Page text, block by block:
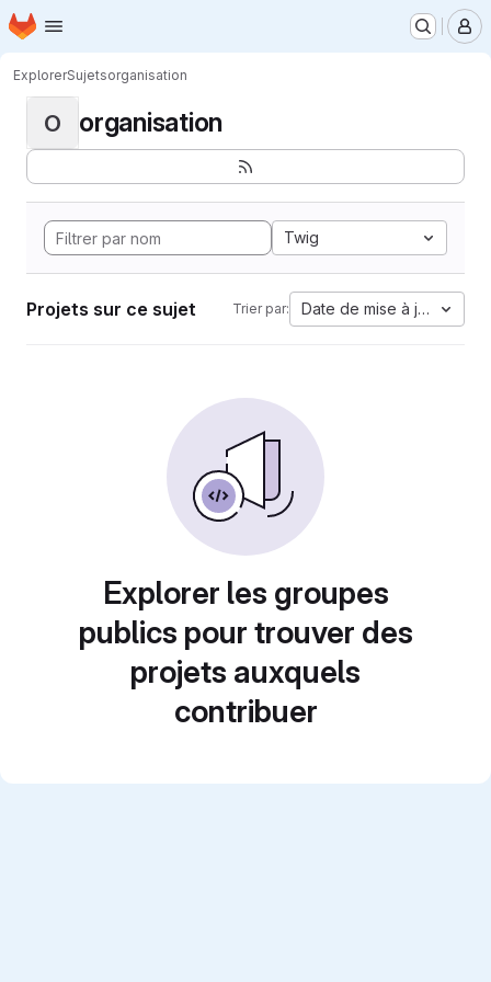
Passer au contenu principal
Page d'accueil
ExplorerSujetsorganisation
O organisation
Twig
Projets sur ce sujet Trier par: Date de mise à jour
Explorer les groupes
publics pour trouver des
projets auxquels
contribuer